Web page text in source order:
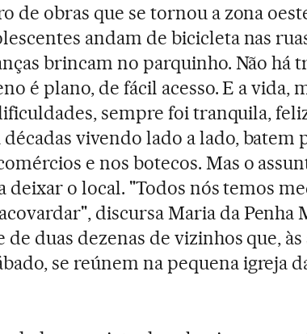
de obras que se tornou a zona
andam de bicicleta nas
brincam no parquinho. Não há
é plano, de fácil acesso. E a vida,
sempre foi tranquila,
vivendo lado a lado, batem
e nos botecos. Mas o
deixar o local. "Todos nós temos
discursa Maria da Penha
de duas dezenas de vizinhos que,
se reúnem na pequena igreja